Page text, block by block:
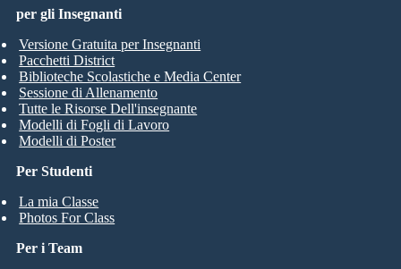
Per Studenti
La mia Classe
Photos For Class
per gli Insegnanti
Versione Gratuita per Insegnanti
Pacchetti District
Biblioteche Scolastiche e Media Center
Sessione di Allenamento
Tutte le Risorse Dell'insegnante
Modelli di Fogli di Lavoro
Modelli di Poster
Per i Team